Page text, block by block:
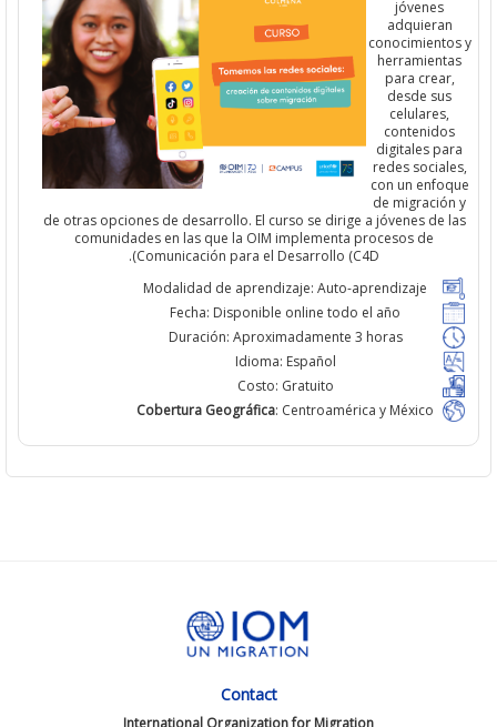
para
desde
digitales
redes
con un
de
de otras opciones de desarrollo. El curso se dirige a jóvenes
comunidades en las que la OIM implementa procesos de
Comunicación para el Desarrollo (C4D).
Modalidad de aprendizaje: Auto-aprendizaje
Fecha:Disponible online todo el año
Duración:Aproximadamente 3 horas
Idioma:
Costo:
Cobertura Geográfica:Centroamérica y México
Contact
International Organization for Migration